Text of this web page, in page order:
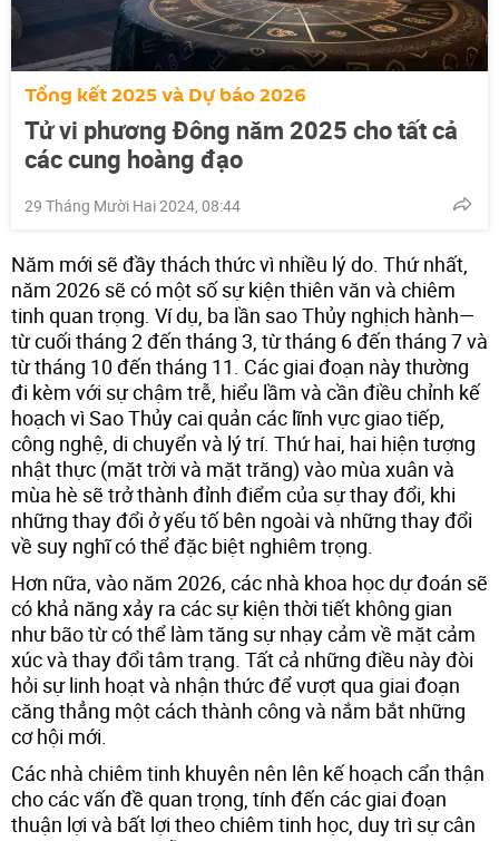
Tổng kết 2025 và Dự báo 2026
Tử vi phương Đông năm 2025 cho tất cả
các cung hoàng đạo
29 Tháng Mười Hai 2024, 08:44
Năm mới sẽ đầy thách thức vì nhiều lý do. Thứ nhất,
năm 2026 sẽ có một số sự kiện thiên văn và chiêm
tinh quan trọng. Ví dụ, ba lần sao Thủy nghịch hành—
từ cuối tháng 2 đến tháng 3, từ tháng 6 đến tháng 7 và
từ tháng 10 đến tháng 11. Các giai đoạn này thường
đi kèm với sự chậm trễ, hiểu lầm và cần điều chỉnh kế
hoạch vì Sao Thủy cai quản các lĩnh vực giao tiếp,
công nghệ, di chuyển và lý trí. Thứ hai, hai hiện tượng
nhật thực (mặt trời và mặt trăng) vào mùa xuân và
mùa hè sẽ trở thành đỉnh điểm của sự thay đổi, khi
những thay đổi ở yếu tố bên ngoài và những thay đổi
về suy nghĩ có thể đặc biệt nghiêm trọng.
Hơn nữa, vào năm 2026, các nhà khoa học dự đoán sẽ
có khả năng xảy ra các sự kiện thời tiết không gian
như bão từ có thể làm tăng sự nhạy cảm về mặt cảm
xúc và thay đổi tâm trạng. Tất cả những điều này đòi
hỏi sự linh hoạt và nhận thức để vượt qua giai đoạn
căng thẳng một cách thành công và nắm bắt những
cơ hội mới.
Các nhà chiêm tinh khuyên nên lên kế hoạch cẩn thận
cho các vấn đề quan trọng, tính đến các giai đoạn
thuận lợi và bất lợi theo chiêm tinh học, duy trì sự cân